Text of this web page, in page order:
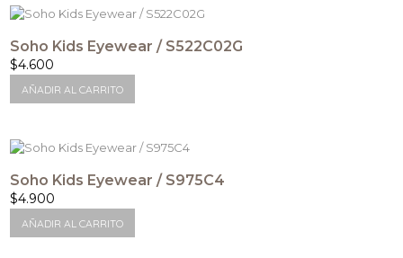
Soho Kids Eyewear / S522C02G
$4.600
AÑADIR AL CARRITO
Soho Kids Eyewear / S975C4
$4.900
AÑADIR AL CARRITO